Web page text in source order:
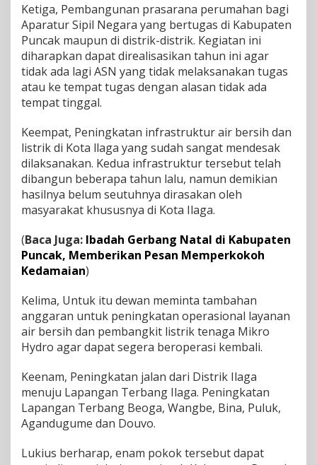
Ketiga, Pembangunan prasarana perumahan bagi
Aparatur Sipil Negara yang bertugas di Kabupaten
Puncak maupun di distrik-distrik. Kegiatan ini
diharapkan dapat direalisasikan tahun ini agar
tidak ada lagi ASN yang tidak melaksanakan tugas
atau ke tempat tugas dengan alasan tidak ada
tempat tinggal.
Keempat, Peningkatan infrastruktur air bersih dan
listrik di Kota llaga yang sudah sangat mendesak
dilaksanakan. Kedua infrastruktur tersebut telah
dibangun beberapa tahun lalu, namun demikian
hasilnya belum seutuhnya dirasakan oleh
masyarakat khususnya di Kota Ilaga.
(Baca Juga: Ibadah Gerbang Natal di Kabupaten
Puncak, Memberikan Pesan Memperkokoh
Kedamaian)
Kelima, Untuk itu dewan meminta tambahan
anggaran untuk peningkatan operasional layanan
air bersih dan pembangkit listrik tenaga Mikro
Hydro agar dapat segera beroperasi kembali.
Keenam, Peningkatan jalan dari Distrik Ilaga
menuju Lapangan Terbang Ilaga. Peningkatan
Lapangan Terbang Beoga, Wangbe, Bina, Puluk,
Agandugume dan Douvo.
Lukius berharap, enam pokok tersebut dapat